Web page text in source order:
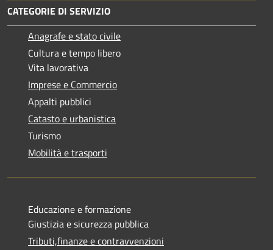
CATEGORIE DI SERVIZIO
Anagrafe e stato civile
Cultura e tempo libero
Vita lavorativa
Imprese e Commercio
Appalti pubblici
Catasto e urbanistica
Turismo
Mobilità e trasporti
Educazione e formazione
Giustizia e sicurezza pubblica
Tributi,finanze e contravvenzioni